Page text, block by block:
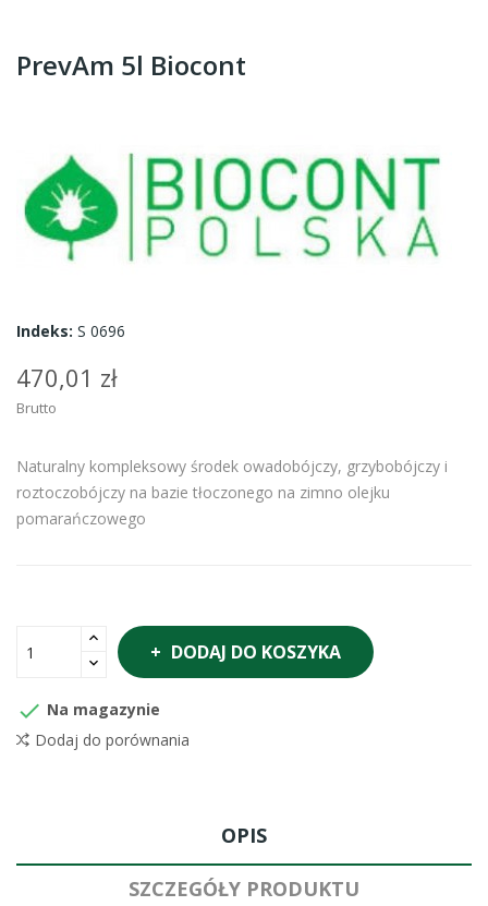
PrevAm 5l Biocont
Indeks: S 0696
470,01 zł
Brutto
Naturalny kompleksowy środek owadobójczy, grzybobójczy i
roztoczobójczy na bazie tłoczonego na zimno olejku
pomarańczowego
DODAJ DO KOSZYKA
 Na magazynie
Dodaj do porównania
OPIS
SZCZEGÓŁY PRODUKTU